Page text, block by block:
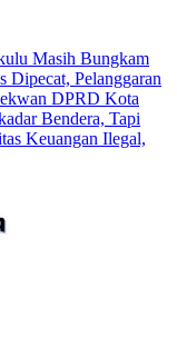
Masih Bungkam
Pelanggaran
DPRD Kota
Bendera, Tapi
Keuangan Ilegal,